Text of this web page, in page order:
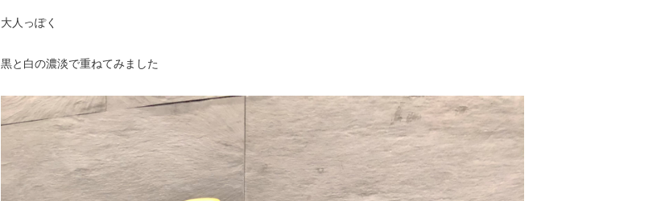
大人っぽく
黒と白の濃淡で重ねてみました